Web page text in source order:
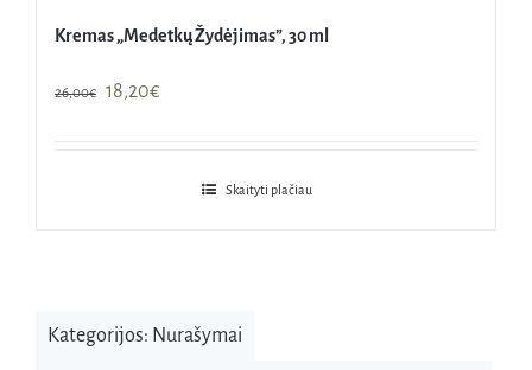
Kremas „Medetkų Žydėjimas”, 30 ml
26,00€
Original
18,20€Current
18,20€.
Skaityti plačiau
Kategorijos: Nurašymai